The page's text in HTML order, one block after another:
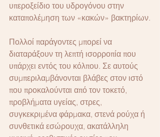
υπεροξείδιο του υδρογόνου στην
καταπολέμηση των «κακών» βακτηρίων.
Πολλοί παράγοντες μπορεί να
διαταράξουν τη λεπτή ισορροπία που
υπάρχει εντός του κόλπου. Σε αυτούς
συμπεριλαμβάνονται βλάβες στον ιστό
που προκαλούνται από τον τοκετό,
προβλήματα υγείας, στρες,
συγκεκριμένα φάρμακα, στενά ρούχα ή
συνθετικά εσώρουχα, ακατάλληλη